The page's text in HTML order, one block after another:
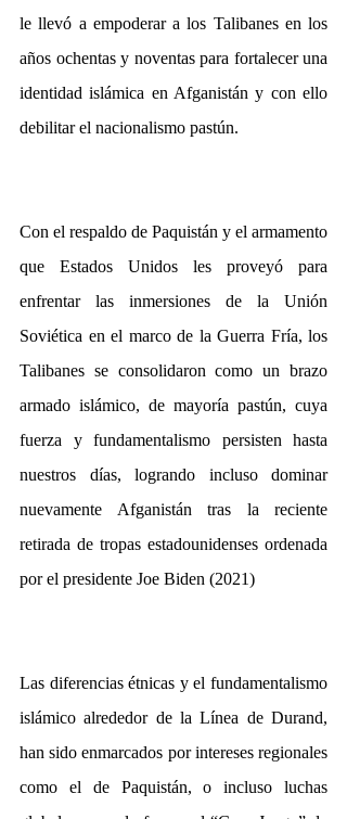
le llevó a empoderar a los Talibanes en los
años ochentas y noventas para fortalecer una
identidad islámica en Afganistán y con ello
debilitar el nacionalismo pastún.
Con el respaldo de Paquistán y el armamento
que Estados Unidos les proveyó para
enfrentar las inmersiones de la Unión
Soviética en el marco de la Guerra Fría, los
Talibanes se consolidaron como un brazo
armado islámico, de mayoría pastún, cuya
fuerza y fundamentalismo persisten hasta
nuestros días, logrando incluso dominar
nuevamente Afganistán tras la reciente
retirada de tropas estadounidenses ordenada
por el presidente Joe Biden (2021)
Las diferencias étnicas y el fundamentalismo
islámico alrededor de la Línea de Durand,
han sido enmarcados por intereses regionales
como el de Paquistán, o incluso luchas